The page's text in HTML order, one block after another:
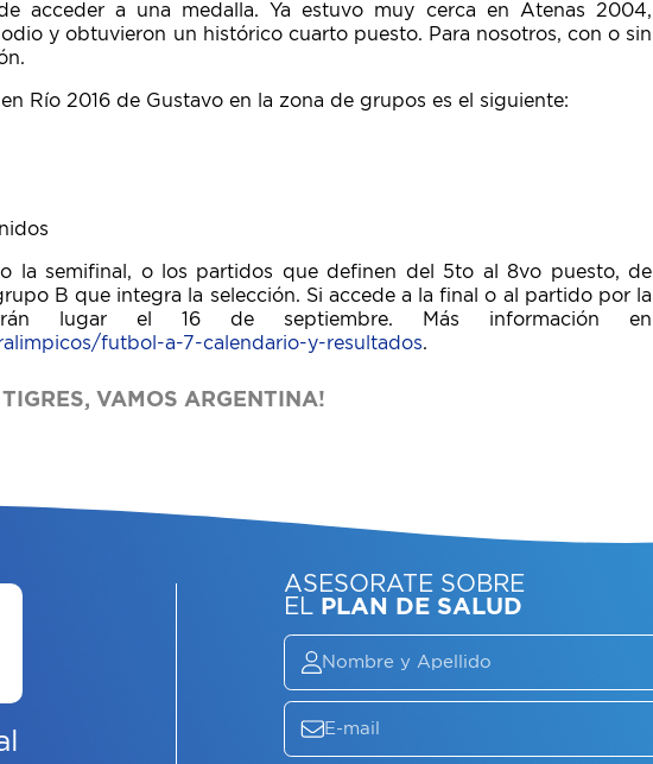
acceder a una medalla. Ya estuvo muy cerca en Atenas 2004,
y obtuvieron un histórico cuarto puesto. Para nosotros, con o sin
Río 2016 de Gustavo en la zona de grupos es el siguiente:
la semifinal, o los partidos que definen del 5to al 8vo puesto, de
B que integra la selección. Si accede a la final o al partido por la
lugar el 16 de septiembre. Más información en
futbol-a-7-calendario-y-resultados.
VAMOS ARGENTINA!